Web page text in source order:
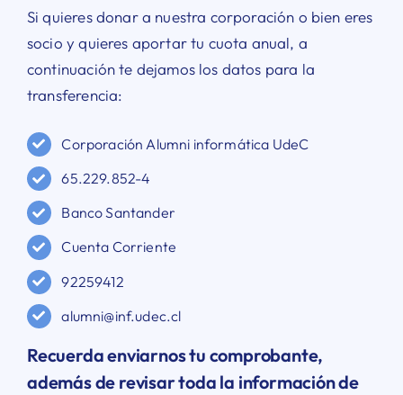
Si quieres donar a nuestra corporación o bien eres
socio y quieres aportar tu cuota anual, a
continuación te dejamos los datos para la
transferencia:
Corporación Alumni informática UdeC
65.229.852-4
Banco Santander
Cuenta Corriente
92259412
alumni@inf.udec.cl
Recuerda enviarnos tu comprobante,
además de revisar toda la información de